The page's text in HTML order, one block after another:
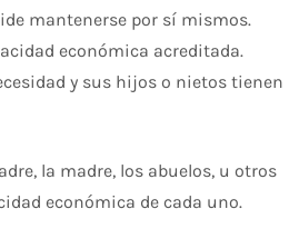
mantenerse por sí mismos.
económica acreditada.
y sus hijos o nietos tienen
la madre, los abuelos, u otros
económica de cada uno.